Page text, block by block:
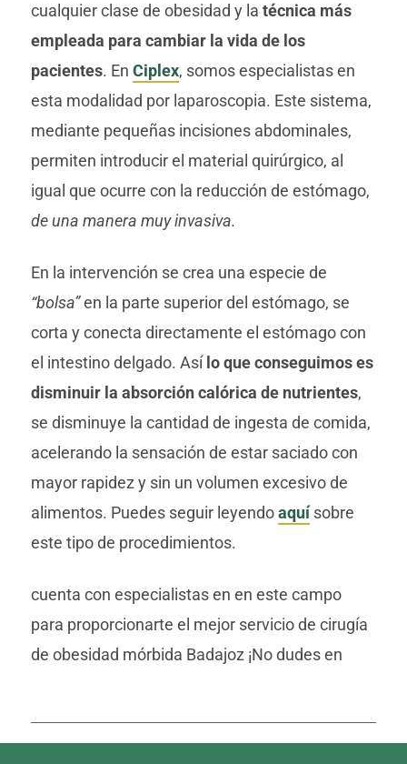
cualquier clase de obesidad y la técnica más
empleada para cambiar la vida de los
pacientes. En Ciplex, somos especialistas en
esta modalidad por laparoscopia. Este sistema,
mediante pequeñas incisiones abdominales,
permiten introducir el material quirúrgico, al
igual que ocurre con la reducción de estómago,
de una manera muy invasiva.
En la intervención se crea una especie de
“bolsa”en la parte superior del estómago, se
corta y conecta directamente el estómago con
el intestino delgado. Así lo que conseguimos es
disminuir la absorción calórica de nutrientes,
se disminuye la cantidad de ingesta de comida,
acelerando la sensación de estar saciado con
mayor rapidez y sin un volumen excesivo de
alimentos. Puedes seguir leyendoaquísobre
este tipo de procedimientos.
cuenta con especialistas en en este campo
para proporcionarte el mejor servicio de cirugía
de obesidad mórbida Badajoz ¡No dudes en